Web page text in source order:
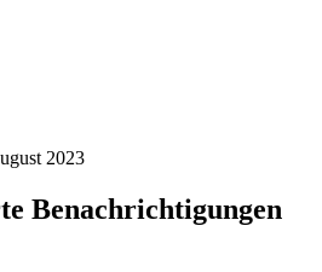
2023
Benachrichtigungen